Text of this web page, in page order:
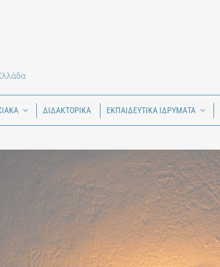
ΔΙΔΑΚΤΟΡΙΚΑ ΕΚΠΑΙΔΕΥΤΙΚΑ ΙΔΡΥΜΑΤΑ